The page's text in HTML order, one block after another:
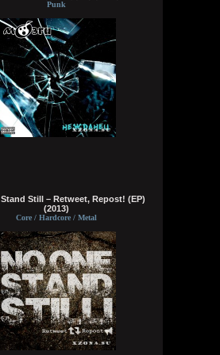
crabs
то остались
то и упало
и рбл уже загнулись. даже
помоему.
Punk
Still – Retweet, Repost! (EP)
(2013)
Core / Hardcore / Metal